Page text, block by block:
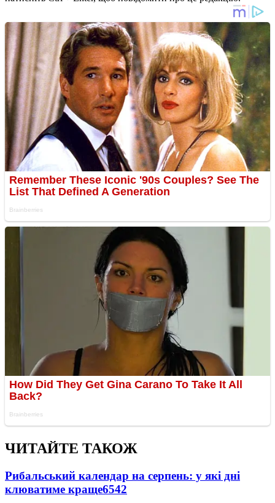
ЧИТАЙТЕ ТАКОЖ
Рибальський календар на серпень: у які дні
клюватиме краще6542